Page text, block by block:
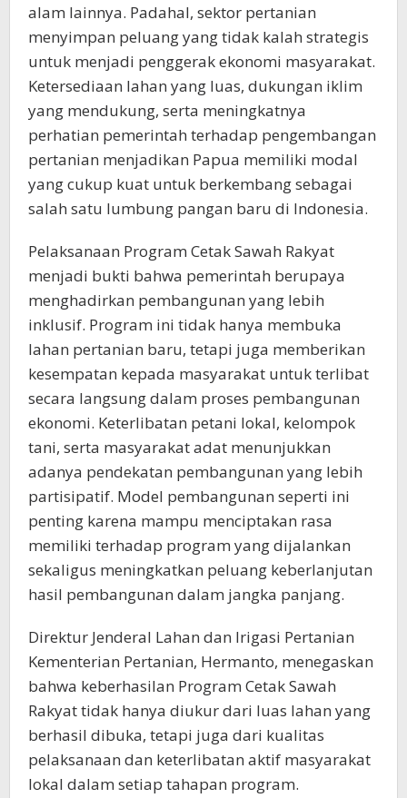
alam lainnya. Padahal, sektor pertanian
menyimpan peluang yang tidak kalah strategis
untuk menjadi penggerak ekonomi masyarakat.
Ketersediaan lahan yang luas, dukungan iklim
yang mendukung, serta meningkatnya
perhatian pemerintah terhadap pengembangan
pertanian menjadikan Papua memiliki modal
yang cukup kuat untuk berkembang sebagai
salah satu lumbung pangan baru di Indonesia.
Pelaksanaan Program Cetak Sawah Rakyat
menjadi bukti bahwa pemerintah berupaya
menghadirkan pembangunan yang lebih
inklusif. Program ini tidak hanya membuka
lahan pertanian baru, tetapi juga memberikan
kesempatan kepada masyarakat untuk terlibat
secara langsung dalam proses pembangunan
ekonomi. Keterlibatan petani lokal, kelompok
tani, serta masyarakat adat menunjukkan
adanya pendekatan pembangunan yang lebih
partisipatif. Model pembangunan seperti ini
penting karena mampu menciptakan rasa
memiliki terhadap program yang dijalankan
sekaligus meningkatkan peluang keberlanjutan
hasil pembangunan dalam jangka panjang.
Direktur Jenderal Lahan dan Irigasi Pertanian
Kementerian Pertanian, Hermanto, menegaskan
bahwa keberhasilan Program Cetak Sawah
Rakyat tidak hanya diukur dari luas lahan yang
berhasil dibuka, tetapi juga dari kualitas
pelaksanaan dan keterlibatan aktif masyarakat
lokal dalam setiap tahapan program.